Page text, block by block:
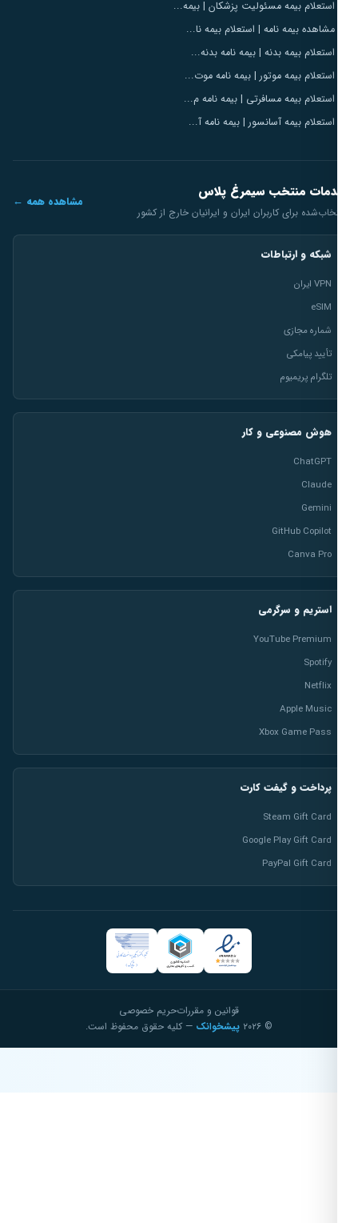
استعلام بیمه مسئولیت پزشکان | بیمه...
مشاهده بیمه نامه | استعلام بیمه نا...
استعلام بیمه بدنه | بیمه نامه بدنه...
استعلام بیمه موتور | بیمه نامه موت...
استعلام بیمه مسافرتی | بیمه نامه م...
استعلام بیمه آسانسور | بیمه نامه آ...
منتخب سیمرغ پلاس
برای کاربران ایران و ایرانیان خارج از کشور
مشاهده همه ←
شبکه و ارتباطات
شماره مجازی
تأیید پیامکی
تلگرام پریمیوم
هوش مصنوعی و کار
ChatGPT
Claude
Gemini
GitHub Copilot
Canva Pro
استریم و سرگرمی
YouTube Premium
Spotify
Netflix
Apple Music
Xbox Game Pass
پرداخت و گیفت کارت
Steam Gift Card
Google Play Gift Card
PayPal Gift Card
قوانین و مقرراتحریم خصوصی
پیشخوانک— کلیه حقوق محفوظ است.